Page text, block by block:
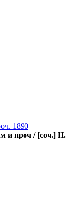
1890
и проч / [соч.] Н.